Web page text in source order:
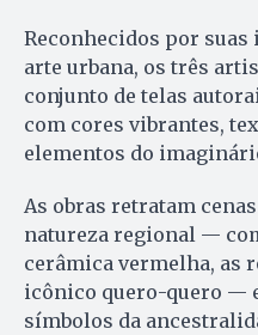
Reconhecidos por
arte urbana, os três
conjunto de telas
com cores vibrantes,
elementos do
As obras retratam
natureza regional —
cerâmica vermelha, as
icônico quero-quero —
símbolos da